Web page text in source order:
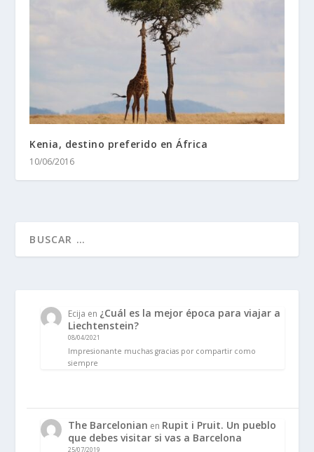
Kenia, destino preferido en África
10/06/2016
Ecija en ¿Cuál es la mejor época para viajar a
Liechtenstein?
08/04/2021
Impresionante muchas gracias por compartir como
siempre
The Barcelonian en Rupit i Pruit. Un pueblo
que debes visitar si vas a Barcelona
25/07/2019